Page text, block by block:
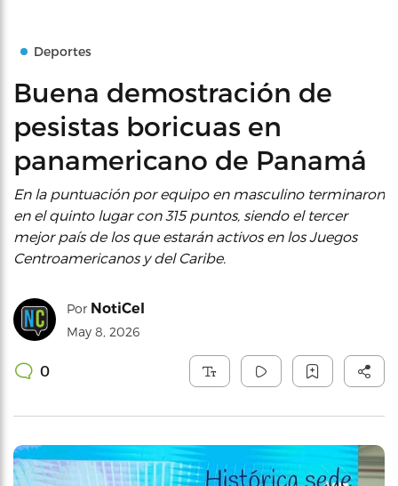
Deportes
Buena demostración de
pesistas boricuas en
panamericano de Panamá
En la puntuación por equipo en masculino terminaron
en el quinto lugar con 315 puntos, siendo el tercer
mejor país de los que estarán activos en los Juegos
Centroamericanos y del Caribe.
Por NotiCel
May 8, 2026
0